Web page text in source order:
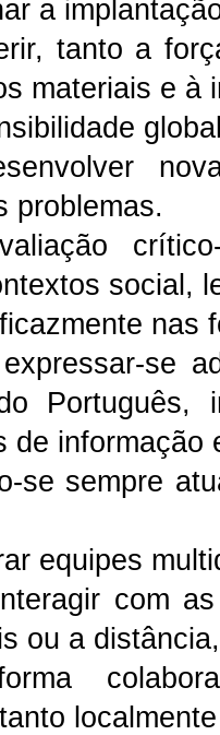
a
tanto a
materiais e à
problemas.
social,
nas
se
de informação
se sempre
equipes
com
ou a